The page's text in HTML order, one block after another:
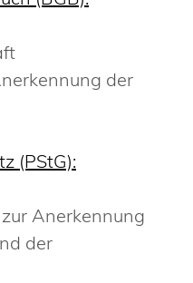
der
(PStG):
Anerkennung
der